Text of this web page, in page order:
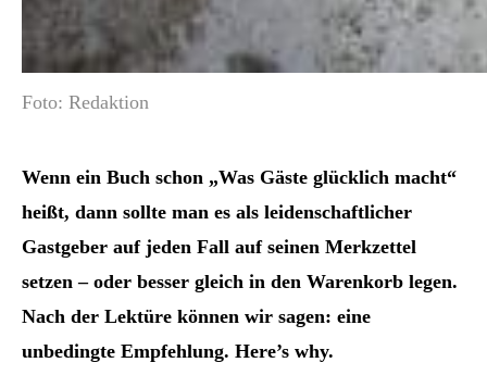
Foto: Redaktion
Wenn ein Buch schon „Was Gäste glücklich macht“
heißt, dann sollte man es als leidenschaftlicher
Gastgeber auf jeden Fall auf seinen Merkzettel
setzen – oder besser gleich in den Warenkorb legen.
Nach der Lektüre können wir sagen: eine
unbedingte Empfehlung. Here’s why.